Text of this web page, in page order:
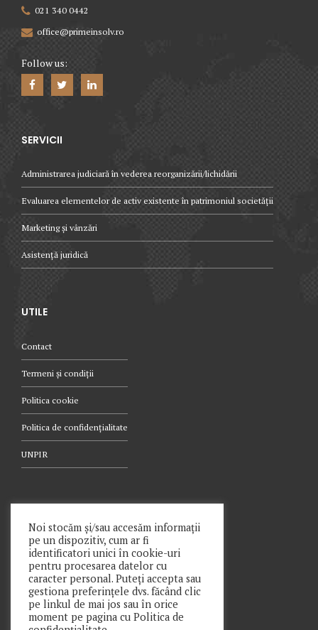
021 340 0442
office@primeinsolv.ro
Follow us:
SERVICII
Administrarea judiciară în vederea reorganizării/lichidării
Evaluarea elementelor de activ existente în patrimoniul societății
Marketing și vânzări
Asistență juridică
UTILE
Contact
Termeni și condiții
Politica cookie
Politica de confidențialitate
UNPIR
021.340.0442
Copyright © Prime Insolv Practice SPRL 2021
Noi stocăm și/sau accesăm informații
pe un dispozitiv, cum ar fi
identificatori unici în cookie-uri
pentru procesarea datelor cu
caracter personal. Puteți accepta sau
gestiona preferințele dvs. făcând clic
pe linkul de mai jos sau în orice
moment pe pagina cu Politica de